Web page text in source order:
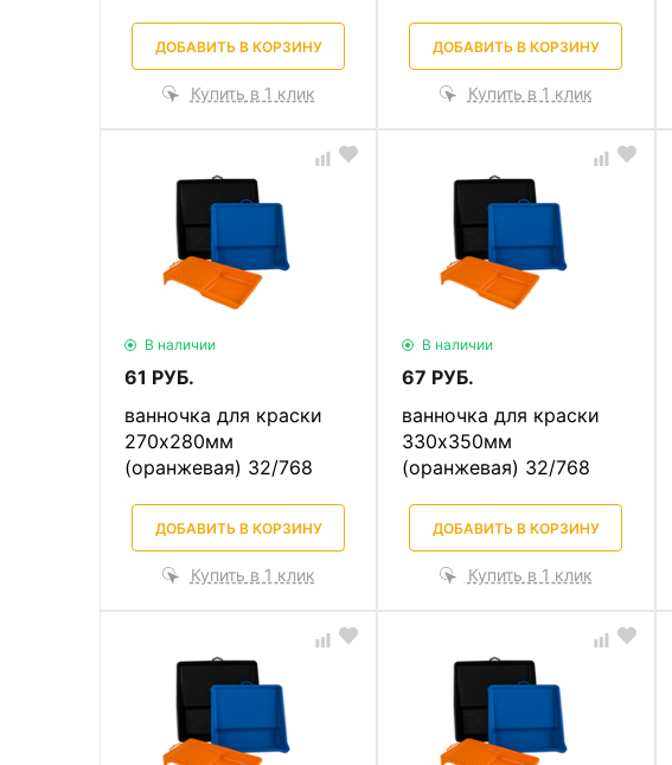
ДОБАВИТЬ В КОРЗИНУ
Купить в 1 клик
ДОБАВИТЬ В КОРЗИНУ
Купить в 1 клик
В наличии
61 РУБ.
ванночка для краски
270х280мм
(оранжевая) 32/768
ДОБАВИТЬ В КОРЗИНУ
Купить в 1 клик
В наличии
67 РУБ.
ванночка для краски
330х350мм
(оранжевая) 32/768
ДОБАВИТЬ В КОРЗИНУ
Купить в 1 клик